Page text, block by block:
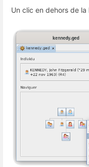
Un clic en dehors de